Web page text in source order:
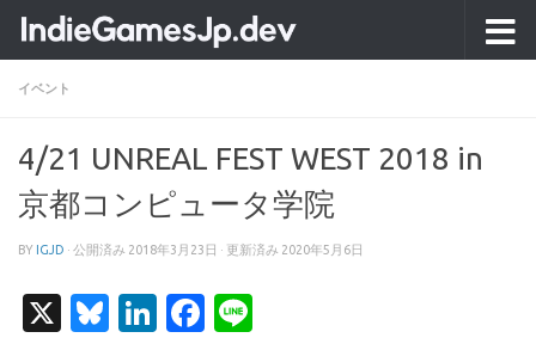
コンテンツへスキップ
イベント
4/21 UNREAL FEST WEST 2018 in
京都コンピュータ学院
BY IGJD · 公開済み 2018年3月23日 · 更新済み 2020年5月6日
X Bluesky
LinkedIn
Facebook